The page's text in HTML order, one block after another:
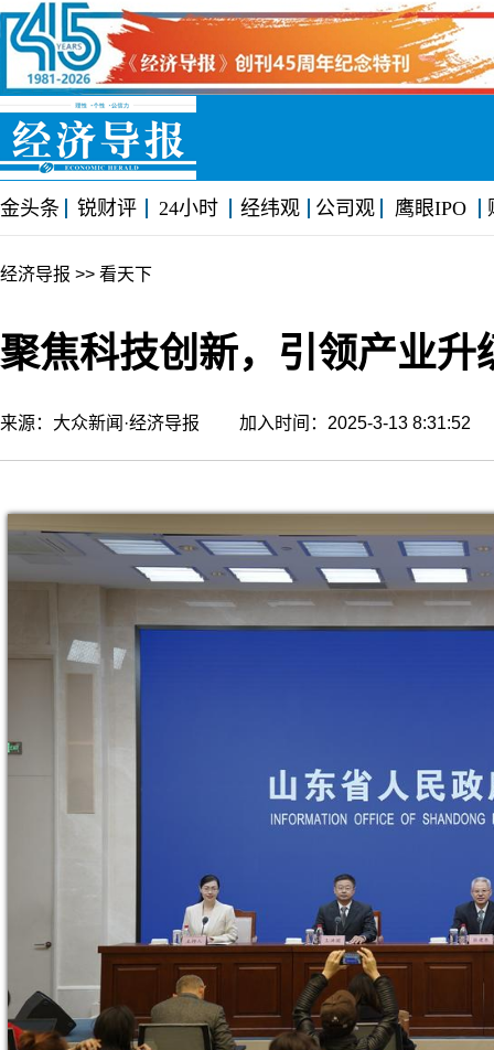
金头条 锐财评 24小时 经纬观 公司观 鹰眼IPO
经济导报 >> 看天下
聚焦科技创新，引领产业
来源：大众新闻·经济导报 加入时间：2025-3-13